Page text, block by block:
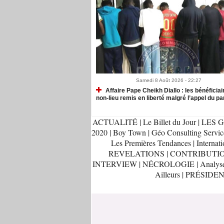
Samedi 8 Août 2026 - 22:27
Affaire Pape Cheikh Diallo : les
non-lieu remis en liberté malgré l’appel du
ACTUALITÉ |Le Billet du Jour |LES
2020 |Boy Town |Géo Consulting
Les Premières Tendances |
REVELATIONS |
INTERVIEW |NÉCROLOGIE |
Ailleurs |